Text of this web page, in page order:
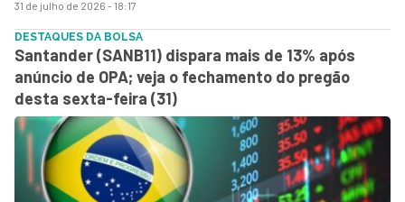
31 de julho de 2026 - 18:17
DESTAQUES DA BOLSA
Santander (SANB11) dispara mais de 13% após
anúncio de OPA; veja o fechamento do pregão
desta sexta-feira (31)